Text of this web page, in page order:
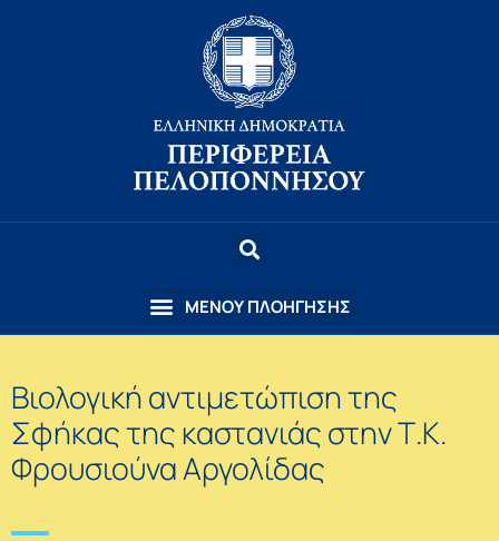
Βιολογική αντιμετώπιση της
Σφήκας της καστανιάς στην Τ.Κ.
Φρουσιούνα Αργολίδας